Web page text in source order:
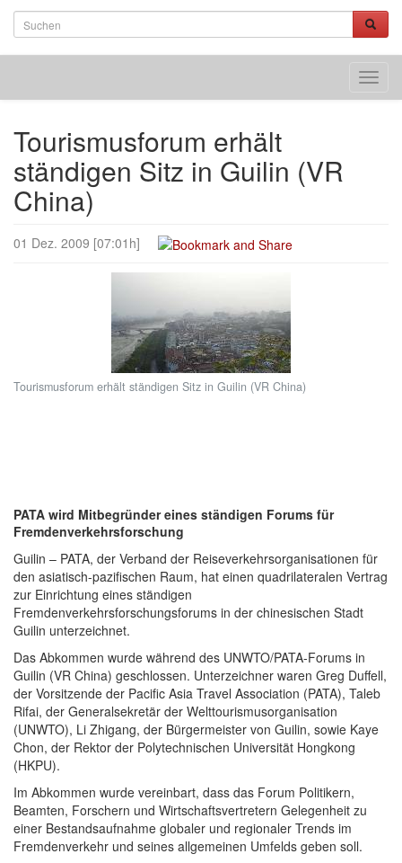
Tourismusforum erhält
ständigen Sitz in Guilin (VR
China)
01 Dez. 2009 [07:01h]
Tourismusforum erhält ständigen Sitz in Guilin (VR China)
PATA wird Mitbegründer eines ständigen Forums für
Fremdenverkehrsforschung
Guilin – PATA, der Verband der Reiseverkehrsorganisationen für
den asiatisch-pazifischen Raum, hat einen quadrilateralen Vertrag
zur Einrichtung eines ständigen
Fremdenverkehrsforschungsforums in der chinesischen Stadt
Guilin unterzeichnet.
Das Abkommen wurde während des UNWTO/PATA-Forums in
Guilin (VR China) geschlossen. Unterzeichner waren Greg Duffell,
der Vorsitzende der Pacific Asia Travel Association (PATA), Taleb
Rifai, der Generalsekretär der Welttourismusorganisation
(UNWTO), Li Zhigang, der Bürgermeister von Guilin, sowie Kaye
Chon, der Rektor der Polytechnischen Universität Hongkong
(HKPU).
Im Abkommen wurde vereinbart, dass das Forum Politikern,
Beamten, Forschern und Wirtschaftsvertretern Gelegenheit zu
einer Bestandsaufnahme globaler und regionaler Trends im
Fremdenverkehr und seines allgemeinen Umfelds geben soll.